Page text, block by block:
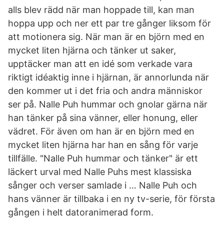
alls blev rädd när man hoppade till, kan man
hoppa upp och ner ett par tre gånger liksom för
att motionera sig. När man är en björn med en
mycket liten hjärna och tänker ut saker,
upptäcker man att en idé som verkade vara
riktigt idéaktig inne i hjärnan, är annorlunda när
den kommer ut i det fria och andra människor
ser på. Nalle Puh hummar och gnolar gärna när
han tänker på sina vänner, eller honung, eller
vädret. För även om han är en björn med en
mycket liten hjärna har han en sång för varje
tillfälle. "Nalle Puh hummar och tänker" är ett
läckert urval med Nalle Puhs mest klassiska
sånger och verser samlade i … Nalle Puh och
hans vänner är tillbaka i en ny tv-serie, för första
gången i helt datoranimerad form.